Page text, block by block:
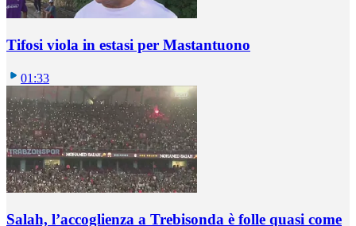
Tifosi viola in estasi per Mastantuono
01:33
Salah, l’accoglienza a Trebisonda è folle quasi come